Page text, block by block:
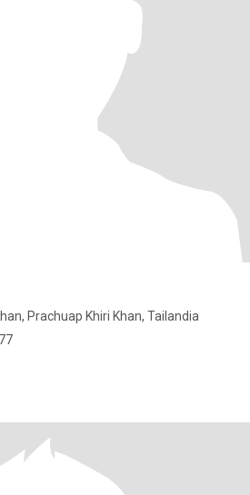
Prachuap Khiri Khan, Tailandia